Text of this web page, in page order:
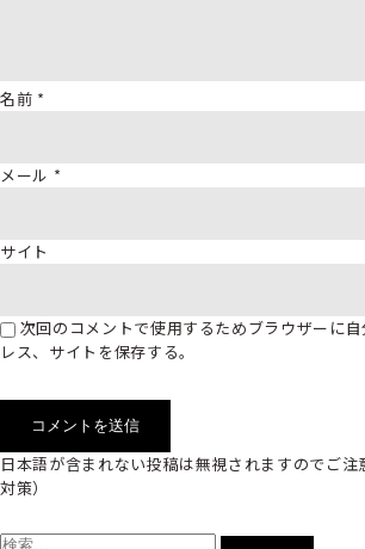
名前 *
メール *
サイト
次回のコメントで使用するためブラウザーに
レス、サイトを保存する。
日本語が含まれない投稿は無視されますのでご注
対策）
索: